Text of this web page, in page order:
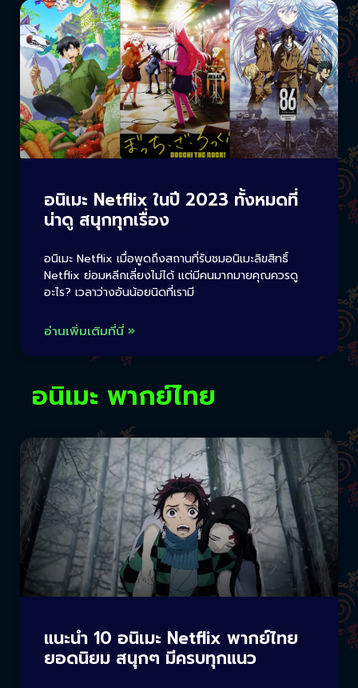
อนิเมะ Netflix ในปี 2023 ทั้งหมดที่
น่าดู สนุกทุกเรื่อง
อนิเมะ Netflix เมื่อพูดถึงสถานที่รับชมอนิเมะลิขสิทธิ์
Netflix ย่อมหลีกเลี่ยงไม่ได้ แต่มีคนมากมายคุณควรดู
อะไร? เวลาว่างอันน้อยนิดที่เรามี
อ่านเพิ่มเติมที่นี่ »
อนิเมะ พากย์ไทย
แนะนำ 10 อนิเมะ Netflix พากย์ไทย
ยอดนิยม สนุกๆ มีครบทุกแนว